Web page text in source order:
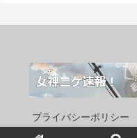
プライバシーポリシー